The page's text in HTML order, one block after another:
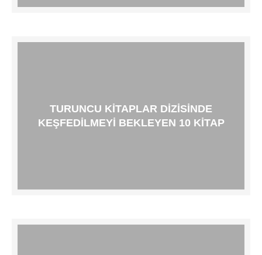
TURUNCU KITAPLAR DIZISINDE
KEŞFEDILMEYI BEKLEYEN 10 KITAP